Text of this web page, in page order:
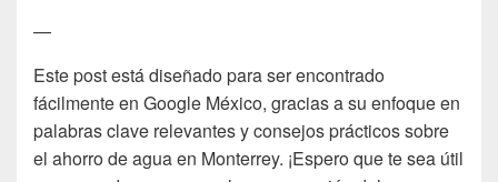
—
Este post está diseñado para ser encontrado
fácilmente en Google México, gracias a su enfoque en
palabras clave relevantes y consejos prácticos sobre
el ahorro de agua en Monterrey. ¡Espero que te sea útil